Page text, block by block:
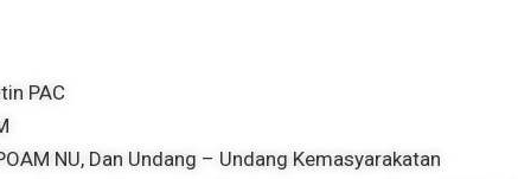
PAC
NU, Dan Undang – Undang Kemasyarakatan